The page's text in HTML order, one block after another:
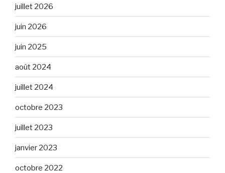
juillet 2026
juin 2026
juin 2025
août 2024
juillet 2024
octobre 2023
juillet 2023
janvier 2023
octobre 2022